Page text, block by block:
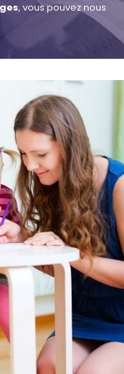
, vous pouvez nous